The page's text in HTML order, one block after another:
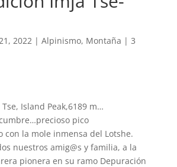
2022| Alpinismo, Montaña | 3
Island Peak,6189 m…
pico
con la mole inmensa del Lotshe.
nuestros amig@s y familia, a la
pionera en su ramo Depuración